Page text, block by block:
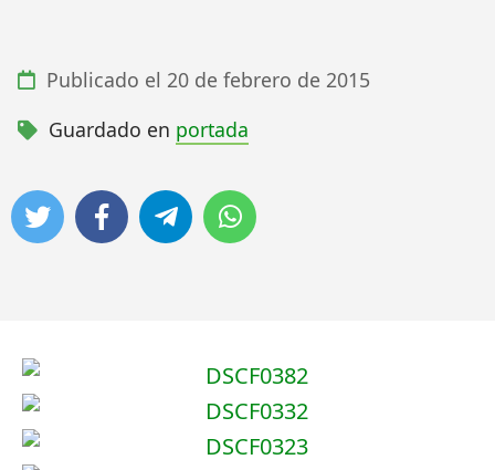
Publicado el 20 de febrero de 2015
Guardado en portada